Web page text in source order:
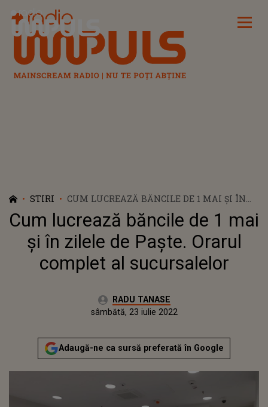
Radio Impuls
STIRI
CUM LUCREAZĂ BĂNCILE DE 1 MAI ȘI ÎN
ZILELE DE PAȘTE. ORARUL COMPLET AL
SUCURSALELOR
Cum lucrează băncile de 1 mai
și în zilele de Paște. Orarul
complet al sucursalelor
Autor:RADU TANASE
Actualizat:
sâmbătă, 23 iulie 2022
Adaugă-ne ca sursă preferată în Google